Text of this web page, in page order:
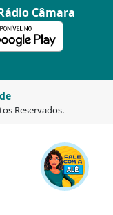
Câmara
Reservados.